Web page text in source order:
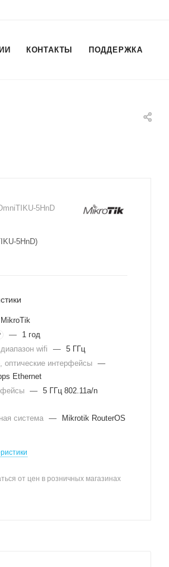
КОНТАКТЫ ПОДДЕРЖКА
5HnD
5HnD)
MikroTik
—
1 год
wifi
— 5 ГГц
оптические интерфейсы —
Ethernet
— 5 ГГц 802.11a/n
система —
Mikrotik RouterOS
от цен в розничных магазинах